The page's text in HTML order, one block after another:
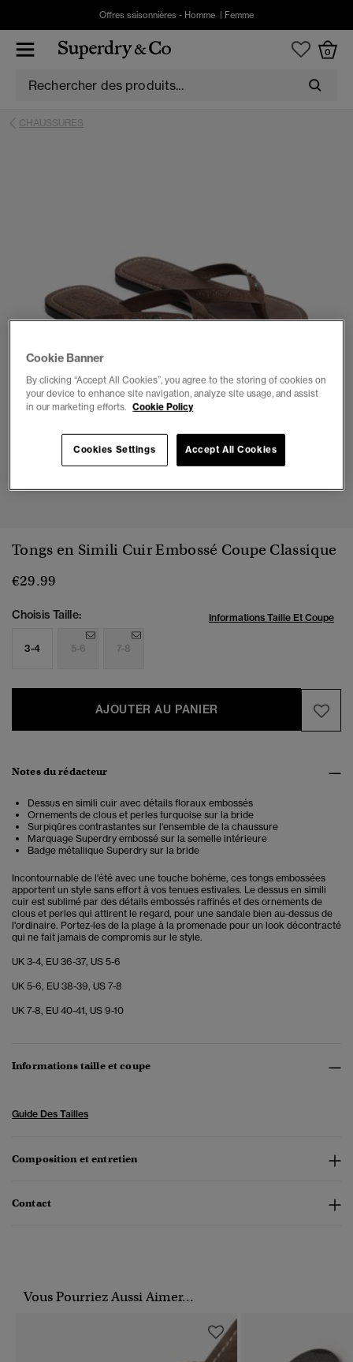
Offres saisonnières - Homme Femme
0
CHAUSSURES
Tongs en Simili Cuir Embossé Coupe Classique
€29.99
Choisis Taille: Informations Taille Et Coupe
3-4 5-6 7-8
AJOUTER AU PANIER
Notes du rédacteur
Dessus en simili cuir avec détails floraux embossés
Ornements de clous et perles turquoise sur la bride
Surpiqûres contrastantes sur l'ensemble de la chaussure
Marquage Superdry embossé sur la semelle intérieure
Badge métallique Superdry sur la bride
Incontournable de l'été avec une touche bohème, ces tongs embossées
apportent un style sans effort à vos tenues estivales. Le dessus en simili
cuir est sublimé par des détails embossés raffinés et des ornements de
clous et perles qui attirent le regard, pour une sandale bien au-dessus de
l'ordinaire. Portez-les de la plage à la promenade pour un look décontracté
qui ne fait jamais de compromis sur le style.
UK 3-4, EU 36-37, US 5-6
UK 5-6, EU 38-39, US 7-8
UK 7-8, EU 40-41, US 9-10
Informations taille et coupe
Guide Des Tailles
Composition et entretien
Contact
Vous Pourriez Aussi Aimer...
Cookie Banner
By clicking “Accept All Cookies”, you agree to the storing of cookies on
your device to enhance site navigation, analyze site usage, and assist
in our marketing efforts. Cookie Policy
Cookies Settings Accept All Cookies